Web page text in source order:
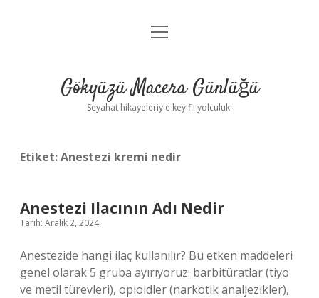
Anasayfa
Yasal Uyarı
menüyü
Gökyüzü Macera Günlüğü
Seyahat hikayeleriyle keyifli yolculuk!
Etiket:Anestezi kremi nedir
Anestezi Ilacının Adı Nedir
Tarih: Aralık 2, 2024
Anestezide hangi ilaç kullanılır? Bu etken maddeleri
genel olarak 5 gruba ayırıyoruz: barbitüratlar (tiyo
ve metil türevleri), opioidler (narkotik analjezikler),